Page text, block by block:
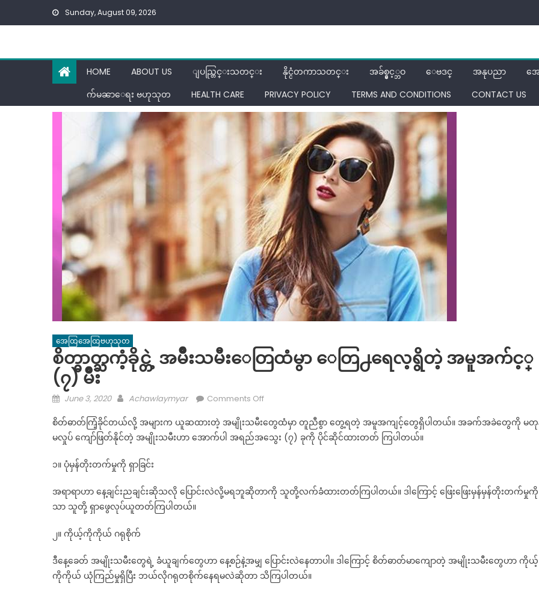
Sunday, August 09, 2026
HOME ABOUT US ျပည္တြင္းသတင္း နိုင္ငံတကာသတင္း အခ်စ္နွင့္ဘဝ ေဗဒင္ အနုပညာ
အ
က်မၼာေရး ဗဟုသုတ
HEALTH CARE PRIVACY POLICY TERMS AND CONDITIONS CONTACT US
အေထြအေထြဗဟုသုတ
စိတ္ဓာတ္ႀကံ့ခိုင္တဲ့ အမ်ိဳးသမီးေတြထံမွာ ေတြ႕ရေလ့ရွိတဲ့ အမူအက်င့္
(၇) မ်ိဳး
Posted
June 3, 2020 Author
Achawlaymyar Comments Offon
တ္
ဓာ
င္
မီးေ
တြ
စိတ်ဓာတ်ကြံ့ခိုင်တယ်လို့ အများက ယူဆထားတဲ့ အမျိုးသမီးတွေထံမှာ တူညီစွာ တွေ့ရတဲ့ အမူအကျင့်တွေရှိပါတယ်။ အခက်အခဲတွေကို မတု
မလှုပ် ကျော်ဖြတ်နိုင်တဲ့ အမျိုးသမီးဟာ အောက်ပါ အရည်အသွေး (၇) ခုကို ပိုင်ဆိုင်ထားတတ် ကြပါတယ်။
၁။ ပုံမှန်တိုးတက်မှုကို ရှာခြင်း
အရာရာဟာ နေ့ချင်းညချင်းဆိုသလို ပြောင်းလဲလို့မရဘူဆိုတာကို သူတို့လက်ခံထားတတ်ကြပါတယ်။ ဒါကြောင့် ဖြေးဖြေးမှန်မှန်တိုးတက်မှုကို
သာ သူတို့ ရှာဖွေလုပ်ယူတတ်ကြပါတယ်။
၂။ ကိုယ့်ကိုကိုယ် ဂရုစိုက်
ဒီနေ့ခေတ် အမျိုးသမီးတွေရဲ့ ခံယူချက်တွေဟာ နေ့စဉ်နဲ့အမျှ ပြောင်းလဲနေတာပါ။ ဒါကြောင့် စိတ်ဓာတ်မာကျောတဲ့ အမျိုးသမီးတွေဟာ ကိုယ့်
ကိုကိုယ် ယုံကြည်မှုရှိပြီး ဘယ်လိုဂရုတစိုက်နေရမလဲဆိုတာ သိကြပါတယ်။